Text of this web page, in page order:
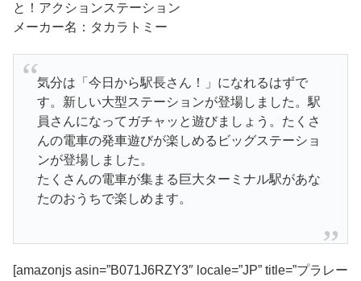
と！アクションステーション
メーカー名：タカラトミー
気分は「今日から駅長さん！」になれるはずで
す。新しい大型ステーションが登場しました。駅
員さんになってガチャッと遊びましょう。たくさ
んの電車の発車遊びが楽しめるビッグステーショ
ンが登場しました。
たくさんの電車が集まる巨大ターミナル駅があな
たのおうちで楽しめます。
[amazonjs asin=”B071J6RZY3″ locale=”JP” title=”プラレー